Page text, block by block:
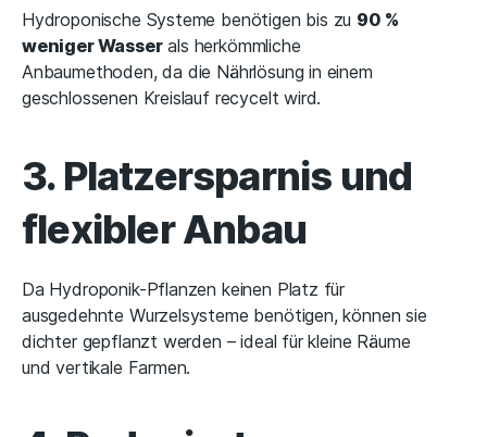
Hydroponische Systeme benötigen bis zu 90 %
weniger Wasserals herkömmliche
Anbaumethoden, da die Nährlösung in einem
geschlossenen Kreislauf recycelt wird.
3. Platzersparnis und
flexibler Anbau
Da Hydroponik-Pflanzen keinen Platz für
ausgedehnte Wurzelsysteme benötigen, können sie
dichter gepflanzt werden – ideal für kleine Räume
und vertikale Farmen.